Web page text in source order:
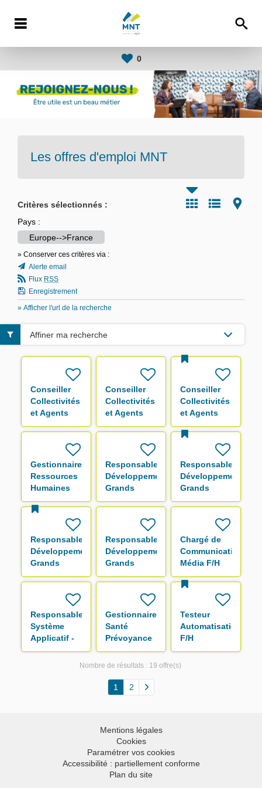
0
Les offres d'emploi MNT
Critères sélectionnés :
Pays :
Europe-->France
» Conserver ces critères via :
Alerte email
Flux RSS
Enregistrement
» Afficher l'url de la recherche
Conseiller
Collectivités
et Agents
F/H
Conseiller
Collectivités
et Agents
F/H
Conseiller
Collectivités
et Agents
F/H
Gestionnaire
Ressources
Humaines
F/H
Responsable
Développement
Grands
Comptes F/H
Responsable
Développement
Grands
Comptes F/H
Responsable
Développement
Grands
Comptes F/H
Responsable
Développement
Grands
Comptes F/H
Chargé de
Communication
Média F/H
Responsable
Système
Applicatif -
Périmètre :
Gestionnaire
Santé
Prévoyance
F/H
Testeur
Automatisation
F/H
Affiner ma recherche
Nombre de résultats : 19 offre(s)
1 2
Mentions légales
Cookies
Paramétrer vos cookies
Accessibilité : partiellement conforme
Plan du site